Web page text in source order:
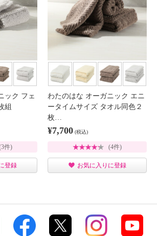
ック フェ
組
件)
登録
わたのはな オーガニック エニ
ータイムサイズ タオル同色２
枚…
¥7,700 (税込)
(4件)
お気に入りに登録